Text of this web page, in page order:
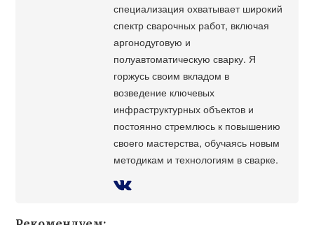
специализация охватывает широкий
спектр сварочных работ, включая
аргонодуговую и
полуавтоматическую сварку. Я
горжусь своим вкладом в
возведение ключевых
инфраструктурных объектов и
постоянно стремлюсь к повышению
своего мастерства, обучаясь новым
методикам и технологиям в сварке.